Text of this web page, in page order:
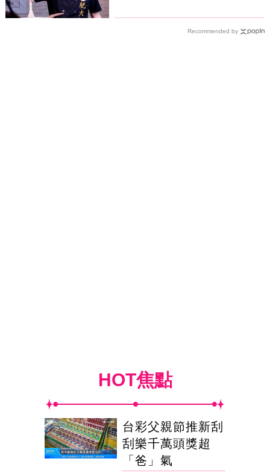
Recommended by
HOT焦點
台彩父親節推新刮
刮樂千萬頭獎超
「爸」氣